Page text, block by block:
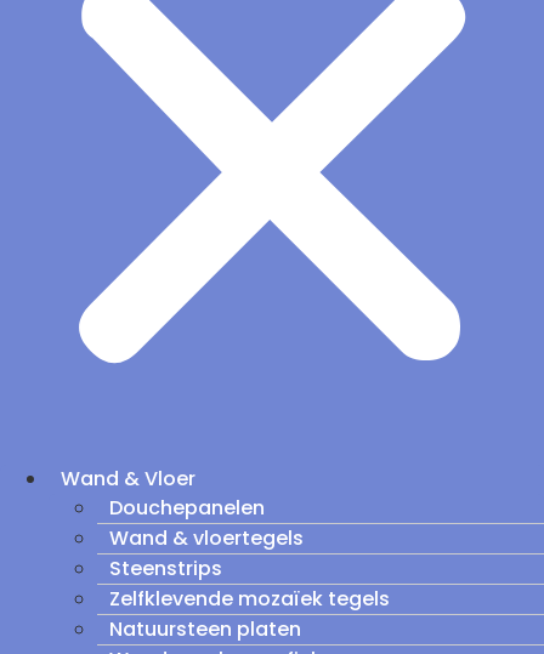
Wand & Vloer
Douchepanelen
Wand & vloertegels
Steenstrips
Zelfklevende mozaïek tegels
Natuursteen platen